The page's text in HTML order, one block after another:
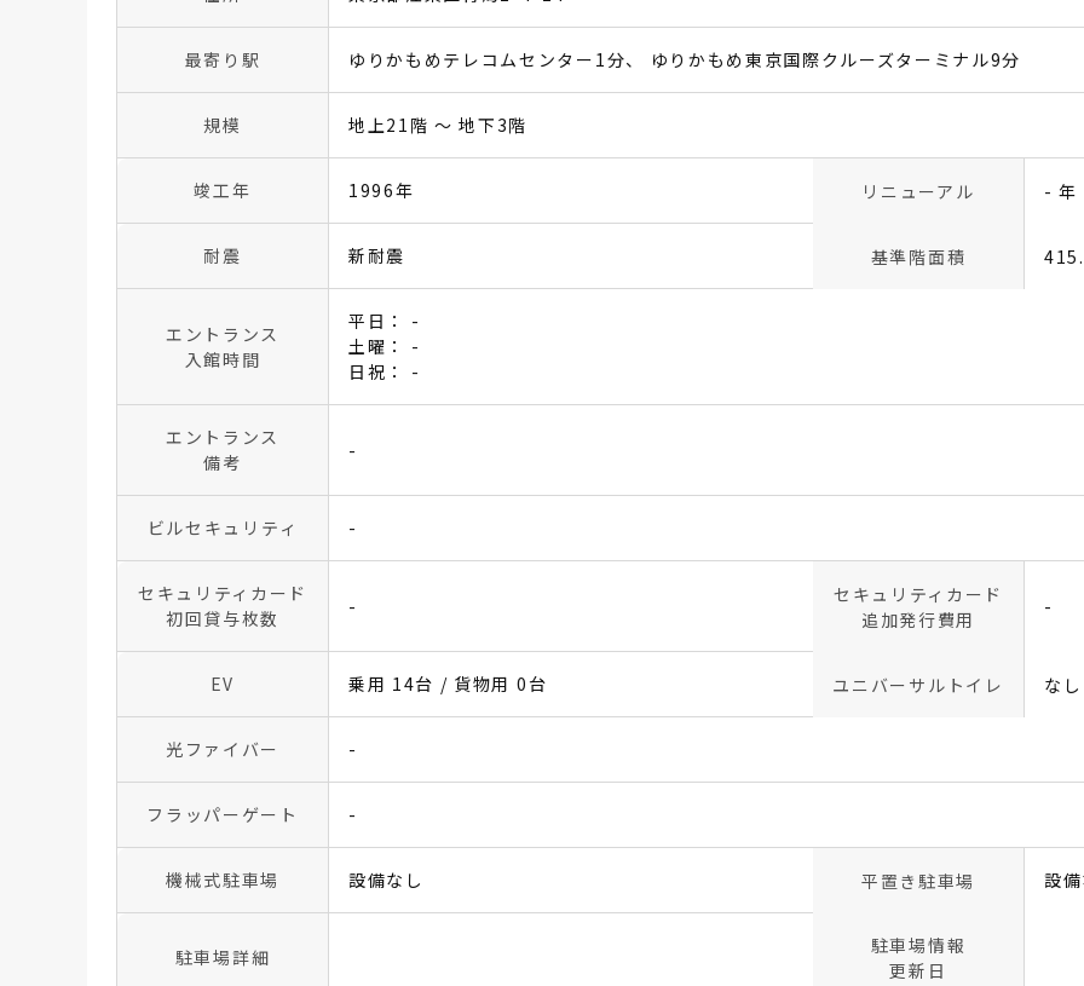
最寄り駅 ゆりかもめテレコムセンター1分 ゆりかもめ東京国際クルーズターミナル9分
規模 地上21階 〜 地下3階
竣工年 1996年 リニューアル - 年
耐震 新耐震 基準階面積
エントランス
入館時間
平日： -
土曜： -
日祝： -
エントランス
備考
-
ビルセキュリティ -
セキュリティカード
初回貸与枚数
-
セキュリティカード
追加発行費用
-
EV 乗用 14台 / 貨物用 0台 ユニバーサルトイレ なし
光ファイバー -
フラッパーゲート -
機械式駐車場 設備なし 平置き駐車場 設
駐車場詳細
駐車場情報
更新日